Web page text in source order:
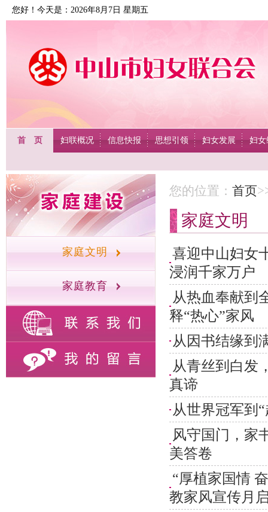
您好！今天是：2026年8月7日 星期五
首 页 妇联概况 信息快报 思想引领 妇女发展 妇女
家庭文明
家庭教育
您的位置： 首页
家庭文明
喜迎中山妇女
浸润千家万户
从热血奉献到
释“热心”家风
从因书结缘到
从青丝到白发
真谛
从世界冠军到
风守国门，家
美答卷
“厚植家国情
教家风宣传月